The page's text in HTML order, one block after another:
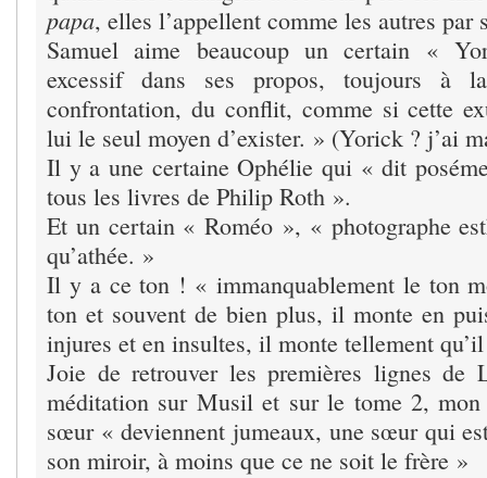
papa, elles l’appellent comme les autres par
Samuel aime beaucoup un certain «
excessif dans ses propos, toujours à
confrontation, du conflit, comme si cette
lui le seul moyen d’exister. » (Yorick ? j’ai
Il y a une certaine Ophélie qui « dit
tous les livres de Philip Roth ».
Et un certain « Roméo », « photographe
qu’athée. »
Il y a ce ton ! « immanquablement le ton
ton et souvent de bien plus, il monte en
injures et en insultes, il monte tellement
Joie de retrouver les premières lignes de
méditation sur Musil et sur le tome 2,
sœur « deviennent jumeaux, une sœur qui
son miroir, à moins que ce ne soit le frère »